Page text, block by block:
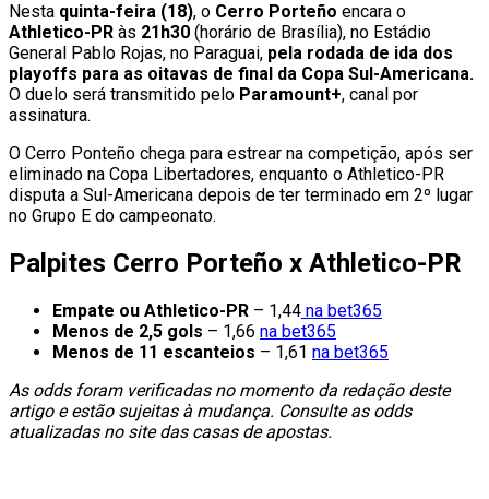
Nesta quinta-feira (18), o Cerro Porteño encara o
Athletico-PR às 21h30 (horário de Brasília), no Estádio
General Pablo Rojas, no Paraguai, pela rodada de ida dos
playoffs para as oitavas de final da Copa Sul-Americana.
O duelo será transmitido pelo Paramount+, canal por
assinatura.
O Cerro Ponteño chega para estrear na competição, após ser
eliminado na Copa Libertadores, enquanto o Athletico-PR
disputa a Sul-Americana depois de ter terminado em 2º lugar
no Grupo E do campeonato.
Palpites Cerro Porteño x Athletico-PR
Empate ou Athletico-PR – 1,44 na bet365
Menos de 2,5 gols – 1,66 na bet365
Menos de 11 escanteios – 1,61 na bet365
As odds foram verificadas no momento da redação deste
artigo e estão sujeitas à mudança. Consulte as odds
atualizadas no site das casas de apostas.